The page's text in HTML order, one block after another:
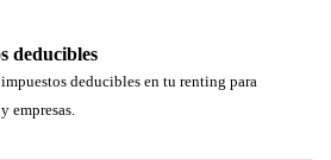
deducibles
deducibles en tu renting para
empresas.